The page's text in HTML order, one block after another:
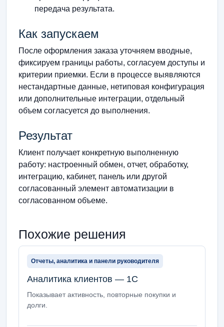
передача результата.
Как запускаем
После оформления заказа уточняем вводные,
фиксируем границы работы, согласуем доступы и
критерии приемки. Если в процессе выявляются
нестандартные данные, нетиповая конфигурация
или дополнительные интеграции, отдельный
объем согласуется до выполнения.
Результат
Клиент получает конкретную выполненную
работу: настроенный обмен, отчет, обработку,
интеграцию, кабинет, панель или другой
согласованный элемент автоматизации в
согласованном объеме.
Похожие решения
Отчеты, аналитика и панели руководителя
Аналитика клиентов — 1С
Показывает активность, повторные покупки и
долги.